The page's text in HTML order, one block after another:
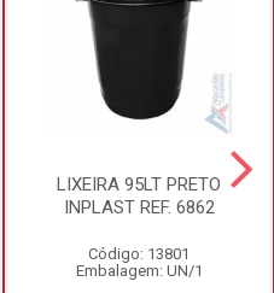
LIXEIRA 95LT PRETO
INPLAST REF. 6862
Código: 13801
Embalagem: UN/1